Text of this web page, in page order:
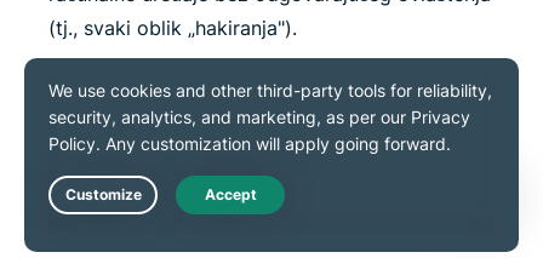
(tj., svaki oblik „hakiranja").
Pokušavati komplirati, koristiti ili distribuirati popis
IP adresa kojima upravlja ExpressVPN u vezi s
ovim Uslugama.
Koristiti Usluge za bilo što drugo osim u zakonite
svrhe.